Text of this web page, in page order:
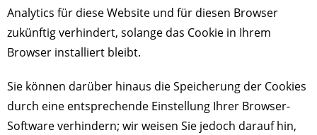
Analytics für diese Website und für diesen Browser
zukünftig verhindert, solange das Cookie in Ihrem
Browser installiert bleibt.
Sie können darüber hinaus die Speicherung der Cookies
durch eine entsprechende Einstellung Ihrer Browser-
Software verhindern; wir weisen Sie jedoch darauf hin,